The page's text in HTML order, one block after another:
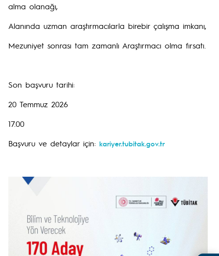
alma olanağı,
Alanında uzman araştırmacılarla birebir çalışma imkanı,
Mezuniyet sonrası tam zamanlı Araştırmacı olma fırsatı.
Son başvuru tarihi:
20 Temmuz 2026
17.00
Başvuru ve detaylar için: kariyer.tubitak.gov.tr